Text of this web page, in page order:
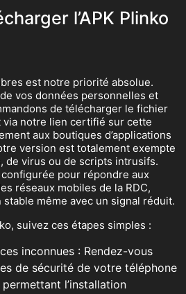
l’APK Plinko
est notre priorité absolue.
vos données personnelles et
de télécharger le fichier
via notre lien certifié sur cette
aux boutiques d’applications
version est totalement exempte
de virus ou de scripts intrusifs.
pour répondre aux
réseaux mobiles de la RDC,
même avec un signal réduit.
suivez ces étapes simples :
inconnues : Rendez-vous
de sécurité de votre téléphone
l’installation